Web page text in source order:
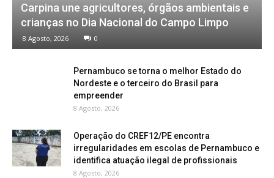
Carpina une agricultores, órgãos ambientais e
crianças no Dia Nacional do Campo Limpo
8 Agosto, 2026 0
Pernambuco se torna o melhor Estado do
Nordeste e o terceiro do Brasil para
empreender
8 Agosto, 2026
Operação do CREF12/PE encontra
irregularidades em escolas de Pernambuco e
identifica atuação ilegal de profissionais
8 Agosto, 2026